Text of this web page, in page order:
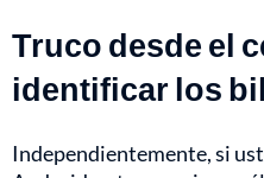
Truco desde el
identificar los
Independientemente, si